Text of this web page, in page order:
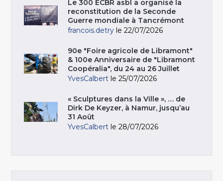
Le 300 ECBR asbl a organisé la
reconstitution de la Seconde
Guerre mondiale à Tancrémont
francois.detry le 22/07/2026
90e "Foire agricole de Libramont"
& 100e Anniversaire de "Libramont
Coopéralia", du 24 au 26 Juillet
YvesCalbert le 25/07/2026
« Sculptures dans la Ville », … de
Dirk De Keyzer, à Namur, jusqu’au
31 Août
YvesCalbert le 28/07/2026